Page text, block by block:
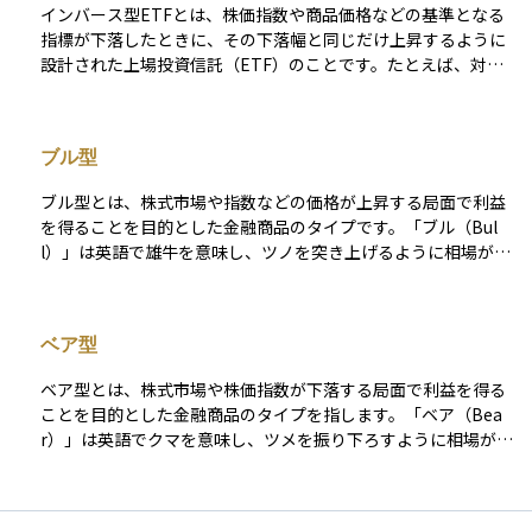
て、レバレッジ型ETFは日々の変動に対して倍率で連動するよ
うに調整されており、数日間にわたって保有すると複利効果や
ボラティリティの影響で、想定通りのパフォーマンスにならな
しい側面もあります。投資前には仕組みやリスク特性を十分に
インバース型ETFとは、株価指数や商品価格などの基準となる
指標が下落したときに、その下落幅と同じだけ上昇するように
設計された上場投資信託（ETF）のことです。たとえば、対象
連動して価値が上がりますが、インバース型はその逆を狙う仕
組みで、特に短期のヘッジ目的や、下落トレンドにおける投機
的な取引に向いています。ただし、この商品も日次での値動き
に連動するよう設計されているため、長期保有では意図した成
果が出にくい点に注意が必要です。ボラティリティが高い市場
ブル型
ブル型とは、株式市場や指数などの価格が上昇する局面で利益
を得ることを目的とした金融商品のタイプです。「ブル（Bul
l）」は英語で雄牛を意味し、ツノを突き上げるように相場が上
相場において通常より高いリターンを狙うことが可能です。 た
だし、価格が下がる局面では逆に損失が拡大しやすく、値動き
の大きい「レバレッジ型商品」であることが多いため、短期売
買向けでありリスクも高めです。相場の方向性を見極めたうえ
で、タイミングを重視した戦略に適したタイプです。
ベア型
ベア型とは、株式市場や株価指数が下落する局面で利益を得る
ことを目的とした金融商品のタイプを指します。「ベア（Bea
r）」は英語でクマを意味し、ツメを振り下ろすように相場が下
逆方向に動く（たとえば−1倍、−2倍）投資信託やETFがあり、